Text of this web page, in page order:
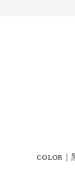
COLOR｜